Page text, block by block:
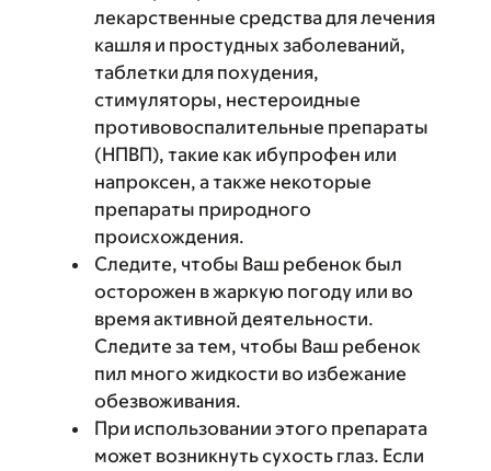
лекарственные средства для лечения
кашля и простудных заболеваний,
таблетки для похудения,
стимуляторы, нестероидные
противовоспалительные препараты
(НПВП), такие как ибупрофен или
напроксен, а также некоторые
препараты природного
происхождения.
Следите, чтобы Ваш ребенок был
осторожен в жаркую погоду или во
время активной деятельности.
Следите за тем, чтобы Ваш ребенок
пил много жидкости во избежание
обезвоживания.
При использовании этого препарата
может возникнуть сухость глаз. Если